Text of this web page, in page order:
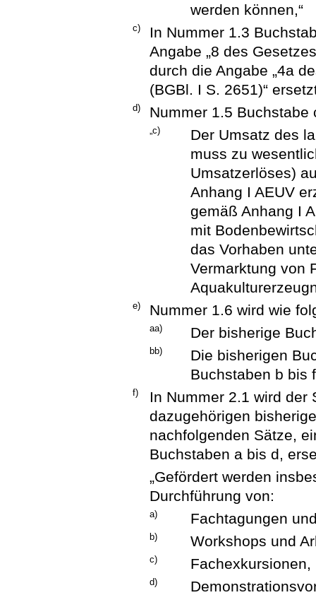
werden können,“
c)
In Nummer 1.3
Angabe „8 des
durch die Angabe „4a
(BGBl. I S. 2651)“
d) Nummer 1.5
„c)
Der Umsatz des
muss zu
Umsatzerlöses)
Anhang I AEUV
gemäß Anhang I
mit
das Vorhaben
Vermarktung von
e) Nummer 1.6 wird wie
aa) Der bisherige
bb)
Die bisherigen
Buchstaben b bis
f)
In Nummer 2.1 wird
dazugehörigen
nachfolgenden Sätze,
Buchstaben a bis d,
„Gefördert werden
Durchführung von:
a) Fachtagungen
b) Workshops und
c) Fachexkursionen,
d)